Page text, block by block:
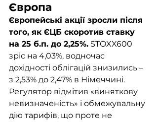
Європейські акції зросли після
того, як ЄЦБ скоротив ставку
на 25 б.п. до 2,25%. STOXX600
зріс на 4,03%, водночас
дохідності облігацій знизились –
з 2,53% до 2,47% в Німеччині.
Регулятор відмітив «виняткову
невизначеність» і обмежувальну
дію тарифів, що проте не